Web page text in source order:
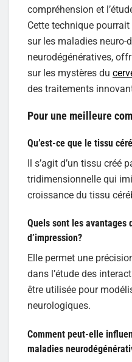
compréhension et
Cette technique
sur les maladies neuro-
neurodégénératives,
sur les mystères du
des traitements
Pour une meilleure
Qu’est-ce que le tissu
Il s’agit d’un tissu créé
tridimensionnelle qui
croissance du tissu
Quels sont les avantages
d’impression?
Elle permet une
dans l’étude des
être utilisée pour
neurologiques.
Comment peut-elle
maladies